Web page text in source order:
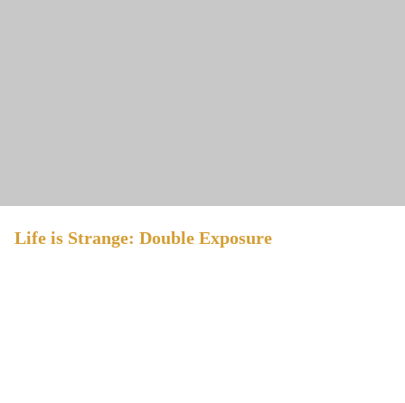
Life is Strange: Double Exposure